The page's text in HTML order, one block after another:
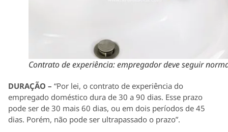
Contrato de experiência: empregador deve seguir
DURAÇÃO – “Por lei, o contrato de experiência do
empregado doméstico dura de 30 a 90 dias. Esse prazo
pode ser de 30 mais 60 dias, ou em dois períodos de 45
dias. Porém, não pode ser ultrapassado o prazo”.